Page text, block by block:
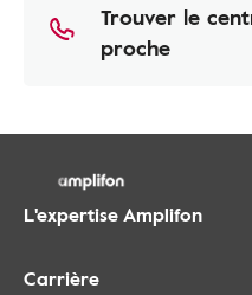
Trouver le
proche
L'expertise Amplifon
Carrière